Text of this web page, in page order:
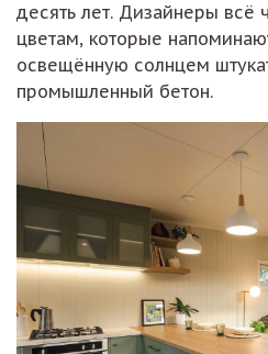
десять лет. Дизайнеры
цветам, которые
освещённую солнцем
промышленный бетон.